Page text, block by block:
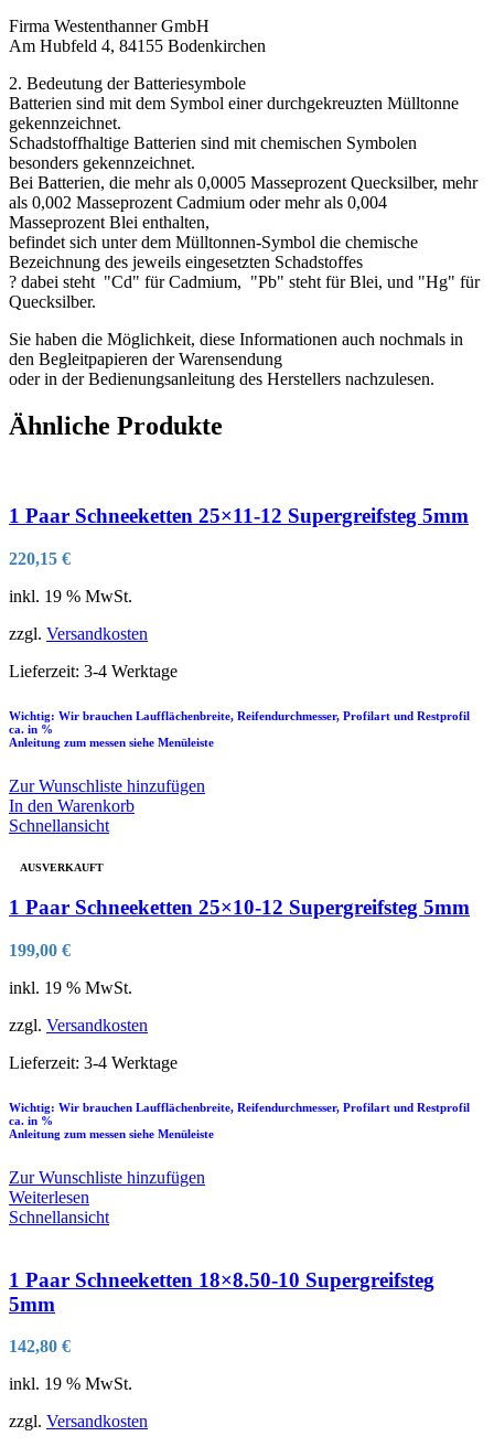
Firma Westenthanner GmbH
Am Hubfeld 4, 84155 Bodenkirchen
2. Bedeutung der Batteriesymbole
Batterien sind mit dem Symbol einer durchgekreuzten Mülltonne
gekennzeichnet.
Schadstoffhaltige Batterien sind mit chemischen Symbolen
besonders gekennzeichnet.
Bei Batterien, die mehr als 0,0005 Masseprozent Quecksilber, mehr
als 0,002 Masseprozent Cadmium oder mehr als 0,004
Masseprozent Blei enthalten,
befindet sich unter dem Mülltonnen-Symbol die chemische
Bezeichnung des jeweils eingesetzten Schadstoffes
? dabei steht "Cd" für Cadmium, "Pb" steht für Blei, und "Hg" für
Quecksilber.
Sie haben die Möglichkeit, diese Informationen auch nochmals in
den Begleitpapieren der Warensendung
oder in der Bedienungsanleitung des Herstellers nachzulesen.
Ähnliche Produkte
1 Paar Schneeketten 25×11-12 Supergreifsteg 5mm
220,15 €
inkl. 19 % MwSt.
zzgl. Versandkosten
Lieferzeit: 3-4 Werktage
Wichtig: Wir brauchen Laufflächenbreite, Reifendurchmesser, Profilart und Restprofil
ca. in %
Anleitung zum messen siehe Menüleiste
Zur Wunschliste hinzufügen
In den Warenkorb
Schnellansicht
AUSVERKAUFT
1 Paar Schneeketten 25×10-12 Supergreifsteg 5mm
199,00 €
inkl. 19 % MwSt.
zzgl. Versandkosten
Lieferzeit: 3-4 Werktage
Wichtig: Wir brauchen Laufflächenbreite, Reifendurchmesser, Profilart und Restprofil
ca. in %
Anleitung zum messen siehe Menüleiste
Zur Wunschliste hinzufügen
Weiterlesen
Schnellansicht
1 Paar Schneeketten 18×8.50-10 Supergreifsteg
5mm
142,80 €
inkl. 19 % MwSt.
zzgl. Versandkosten